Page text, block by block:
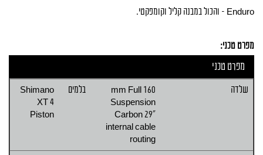
Enduro – והכול במבנה קליל וקומפקטי.
מפרט טכני:
מפרט טכני
שלדה
160 mm Full
Suspension
Carbon 29"
internal cable
routing
בלמים
Shimano
XT 4
Piston